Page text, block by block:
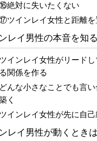
絶対に失いたくない
ツインレイ女性と距離を
レイ男性の本音を知
ツインレイ女性がリードし
る関係を作る
どんな小さなことでも言
く
ツインレイ女性が先に自己
レイ男性が動くとき